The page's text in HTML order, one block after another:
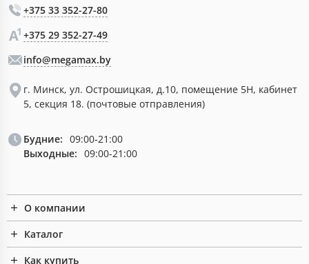
+375 33 352-27-80
+375 29 352-27-49
info@megamax.by
г. Минск, ул. Острошицкая, д.10, помещение 5Н, кабинет
5, секция 18. (почтовые отправления)
Будние: 09:00-21:00
Выходные: 09:00-21:00
О компании
Каталог
Как купить